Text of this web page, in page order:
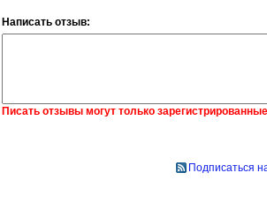
Написать отзыв:
Писать отзывы могут только
Подписаться